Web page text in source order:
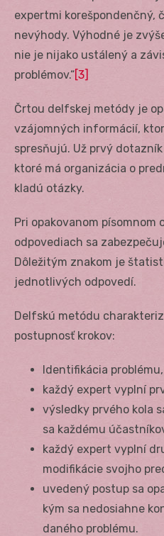
expertmi korešpondenčný,
nevýhody. Výhodné je
nie je nijako ustálený a
problémov.“[3]
Črtou delfskej metódy je
vzájomných informácií,
spresňujú. Už prvý
ktoré má organizácia o
kladú otázky.
Pri opakovanom písomnom
odpovediach sa
Dôležitým znakom je
jednotlivých odpovedí.
Delfskú metódu
postupnosť krokov:
Identifikácia problému,
každý expert vyplní
výsledky prvého kola
sa každému
každý expert vyplní
modifikácie svojho
uvedený postup sa
kým sa nedosiahne
daného problému.